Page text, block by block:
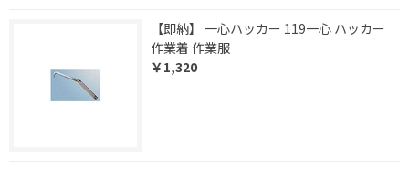
【即納】 一心ハッカー 119一心 ハッカー
作業着 作業服
￥1,320